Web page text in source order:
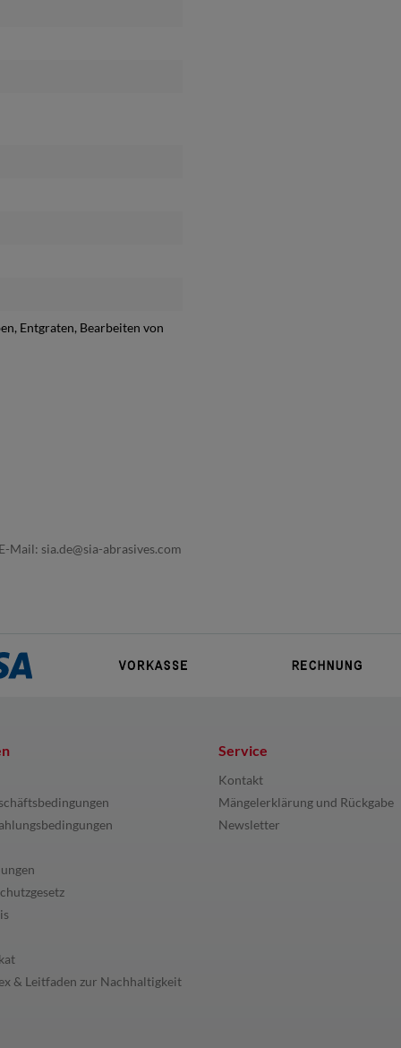
, Entgraten, Bearbeiten von
Mail: sia.de@sia-abrasives.com
& Leitfaden zur Nachhaltigkeit
Service
Kontakt
Mängelerklärung und Rückgabe
Newsletter